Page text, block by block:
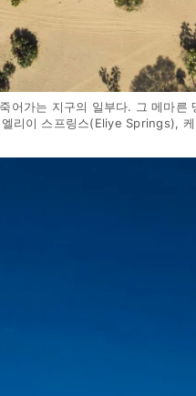
어가는 지구의 일부다. 그 메마
엘리이 스프링스(Eliye Springs),